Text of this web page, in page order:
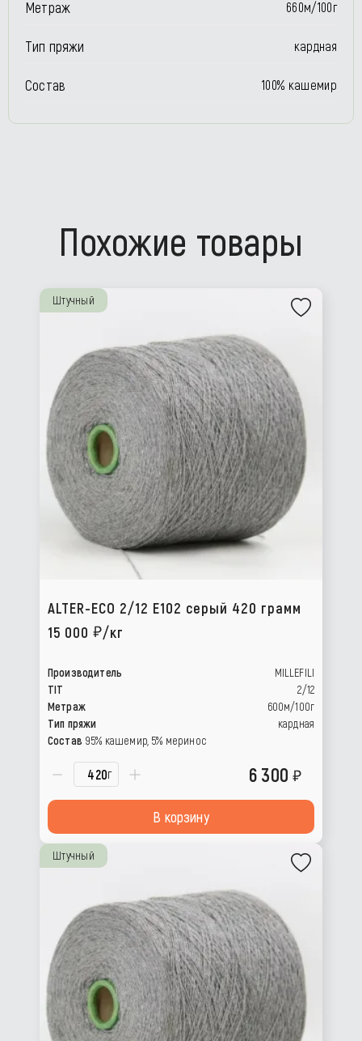
Метраж 660м/100г
Тип пряжи кардная
Состав 100% кашемир
Похожие товары
Штучный
ALTER-ECO 2/12 E102 серый 420 грамм
15 000
/кг
Производитель
MILLEFILI
TIT
2/12
Метраж
600м/100г
Тип пряжи
кардная
Состав 95% кашемир, 5% меринос
г 6 300
В корзину
Штучный